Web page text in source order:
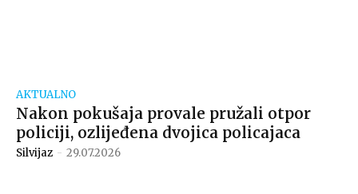
AKTUALNO
Nakon pokušaja provale pružali otpor
policiji, ozlijeđena dvojica policajaca
Silvijaz - 29.07.2026